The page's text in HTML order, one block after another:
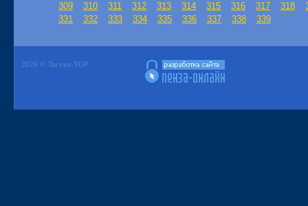
309
310 311 312 313 314 315 316 317 318
331
332 333 334 335 336 337 338 339
2026 © Лагуна-УОР